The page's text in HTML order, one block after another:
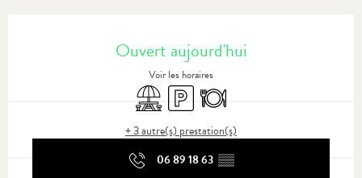
Ouvert aujourd'hui
Voir les horaires
Aire de pique nique
ParkingRestaurant
+ 3 autre(s) prestation(s)
06 89 18 63 ▒▒